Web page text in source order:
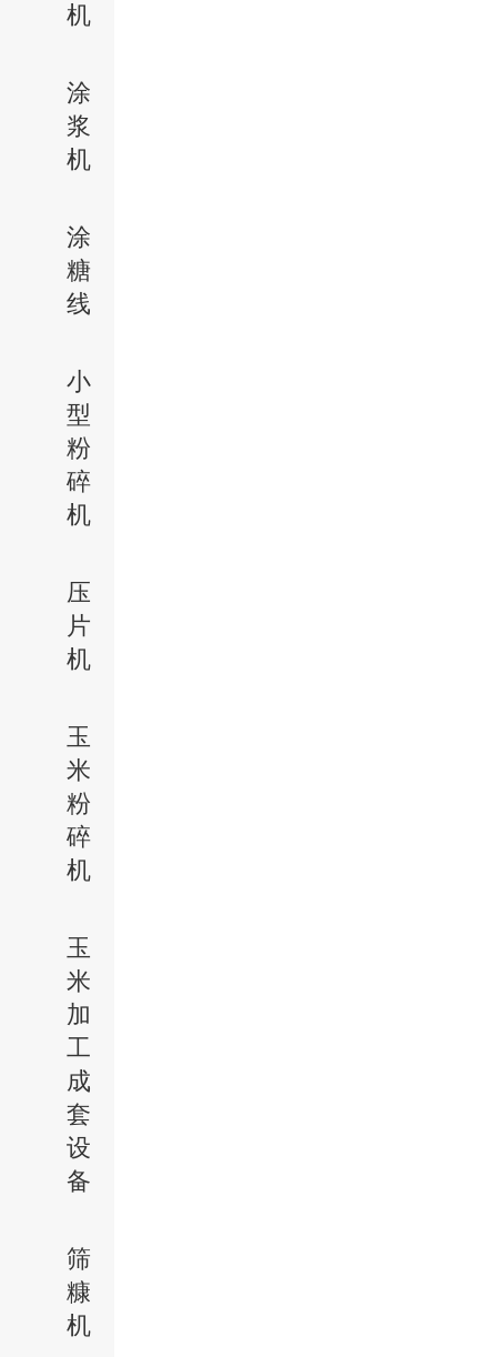
机
涂
浆
机
涂
糖
线
小
型
粉
碎
机
压
片
机
玉
米
粉
碎
机
玉
米
加
工
成
套
设
备
筛
糠
机